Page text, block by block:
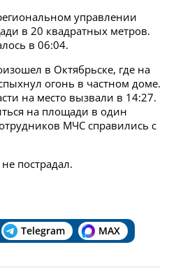
управлении
в 20 квадратных метров.
в 06:04.
в Октябрьске, где на
огонь в частном доме.
на место вызвали в 14:27.
на площади в один
МЧС справились с
пострадал.
Telegram MAX